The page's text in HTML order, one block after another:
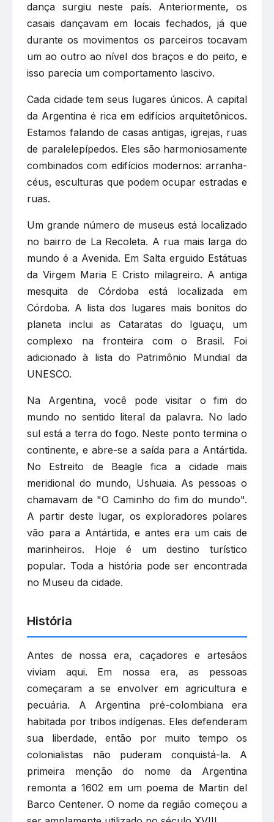
dança surgiu neste país. Anteriormente, os
casais dançavam em locais fechados, já que
durante os movimentos os parceiros tocavam
um ao outro ao nível dos braços e do peito, e
isso parecia um comportamento lascivo.
Cada cidade tem seus lugares únicos. A capital
da Argentina é rica em edifícios arquitetônicos.
Estamos falando de casas antigas, igrejas, ruas
de paralelepípedos. Eles são harmoniosamente
combinados com edifícios modernos: arranha-
céus, esculturas que podem ocupar estradas e
ruas.
Um grande número de museus está localizado
no bairro de La Recoleta. A rua mais larga do
mundo é a Avenida. Em Salta erguido Estátuas
da Virgem Maria E Cristo milagreiro. A antiga
mesquita de Córdoba está localizada em
Córdoba. A lista dos lugares mais bonitos do
planeta inclui as Cataratas do Iguaçu, um
complexo na fronteira com o Brasil. Foi
adicionado à lista do Patrimônio Mundial da
UNESCO.
Na Argentina, você pode visitar o fim do
mundo no sentido literal da palavra. No lado
sul está a terra do fogo. Neste ponto termina o
continente, e abre-se a saída para a Antártida.
No Estreito de Beagle fica a cidade mais
meridional do mundo, Ushuaia. As pessoas o
chamavam de "O Caminho do fim do mundo".
A partir deste lugar, os exploradores polares
vão para a Antártida, e antes era um cais de
marinheiros. Hoje é um destino turístico
popular. Toda a história pode ser encontrada
no Museu da cidade.
História
Antes de nossa era, caçadores e artesãos
viviam aqui. Em nossa era, as pessoas
começaram a se envolver em agricultura e
pecuária. A Argentina pré-colombiana era
habitada por tribos indígenas. Eles defenderam
sua liberdade, então por muito tempo os
colonialistas não puderam conquistá-la. A
primeira menção do nome da Argentina
remonta a 1602 em um poema de Martin del
Barco Centener. O nome da região começou a